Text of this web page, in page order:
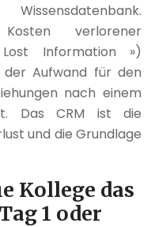
verlorener
Information »)
der Aufwand für den
nach einem
Das CRM ist die
und die Grundlage
Kollege das
1 oder